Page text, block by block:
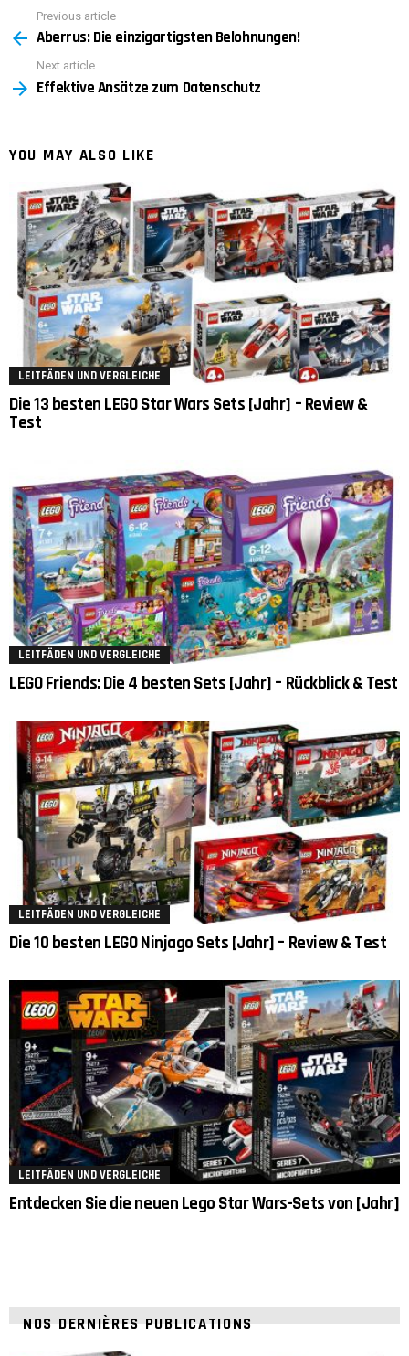
more
Previous article
Aberrus: Die einzigartigsten Belohnungen!
Next article
Effektive Ansätze zum Datenschutz
YOU MAY ALSO LIKE
LEITFÄDEN UND VERGLEICHE
Die 13 besten LEGO Star Wars Sets [Jahr] – Review &
Test
LEITFÄDEN UND VERGLEICHE
LEGO Friends: Die 4 besten Sets [Jahr] – Rückblick & Test
LEITFÄDEN UND VERGLEICHE
Die 10 besten LEGO Ninjago Sets [Jahr] – Review & Test
LEITFÄDEN UND VERGLEICHE
Entdecken Sie die neuen Lego Star Wars-Sets von [Jahr]
NOS DERNIÈRES PUBLICATIONS